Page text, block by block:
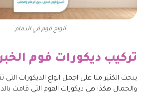
ألواح فوم في الدمام
تركيب ديكورات فوم
يبحث الكثير منا على اجمل انواع الديكورات التي
والجمال هكذا هي ديكورات الفوم التي قامت